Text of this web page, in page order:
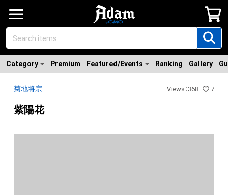
Category Premium Featured/Events Ranking Gallery
菊地将宗 Views ： 368 7
紫陽花